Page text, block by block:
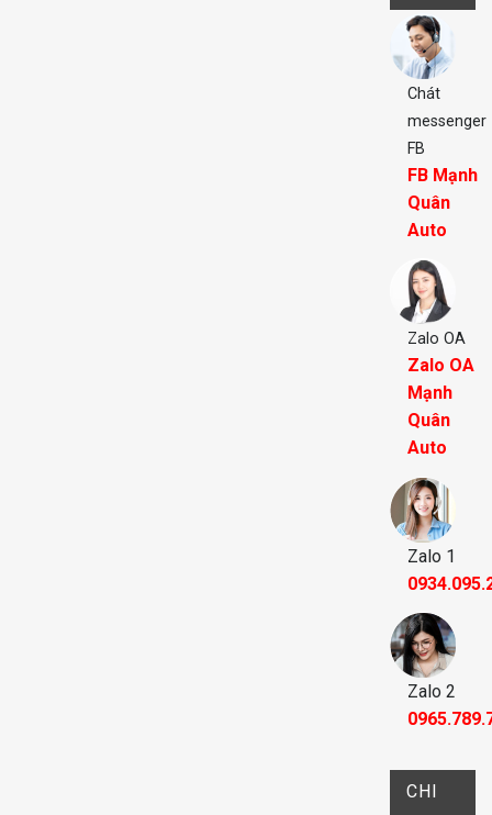
Chát
messenger
FB
FB Mạnh
Quân
Auto
Zalo OA
Zalo OA
Mạnh
Quân
Auto
Zalo 1
Zalo 2
CHI